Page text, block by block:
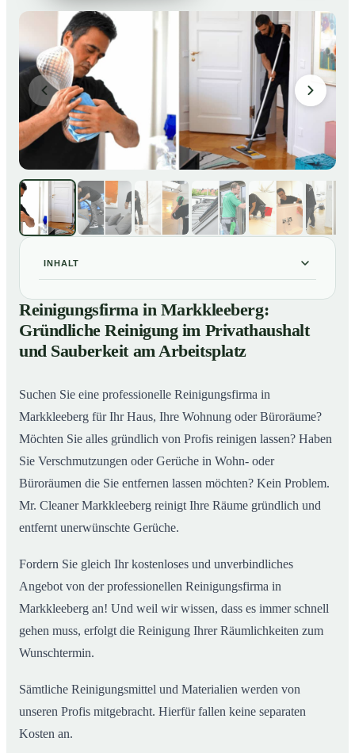
INHALT
01Reinigungsfirma in Markkleeberg: Gründliche
Reinigung im Privathaushalt und Sauberkeit am
Arbeitsplatz
02So arbeitet eine Reinigungsfirma in Markkleeberg
Reinigungsfirma in Markkleeberg:
Gründliche Reinigung im Privathaushalt
und Sauberkeit am Arbeitsplatz
Suchen Sie eine professionelle Reinigungsfirma in
Markkleeberg für Ihr Haus, Ihre Wohnung oder Büroräume?
Möchten Sie alles gründlich von Profis reinigen lassen? Haben
Sie Verschmutzungen oder Gerüche in Wohn- oder
Büroräumen die Sie entfernen lassen möchten? Kein Problem.
Mr. Cleaner Markkleeberg reinigt Ihre Räume gründlich und
entfernt unerwünschte Gerüche.
Fordern Sie gleich Ihr kostenloses und unverbindliches
Angebot von der professionellen Reinigungsfirma in
Markkleeberg an! Und weil wir wissen, dass es immer schnell
gehen muss, erfolgt die Reinigung Ihrer Räumlichkeiten zum
Wunschtermin.
Sämtliche Reinigungsmittel und Materialien werden von
unseren Profis mitgebracht. Hierfür fallen keine separaten
Kosten an.